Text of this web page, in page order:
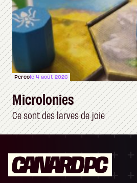
Percole 4 août 2026
Microlonies
Ce sont des larves de joie